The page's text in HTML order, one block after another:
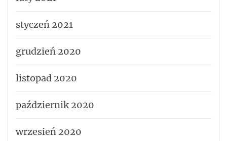
styczeń 2021
grudzień 2020
listopad 2020
październik 2020
wrzesień 2020